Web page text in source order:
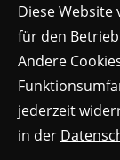
Diese Website
für den
Andere
jederzeit
in der